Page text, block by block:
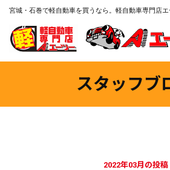
宮城・石巻で軽自動車を買うなら。軽自動車専門店エ
スタッフブ
2022年03月の投稿